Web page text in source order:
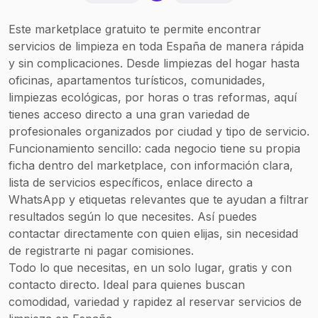
personal se
encargará
delmantenimiento
integral del
edificio.
Este marketplace gratuito te permite encontrar
servicios de limpieza en toda España de manera rápida
y sin complicaciones. Desde limpiezas del hogar hasta
oficinas, apartamentos turísticos, comunidades,
limpiezas ecológicas, por horas o tras reformas, aquí
tienes acceso directo a una gran variedad de
profesionales organizados por ciudad y tipo de servicio.
Funcionamiento sencillo: cada negocio tiene su propia
ficha dentro del marketplace, con información clara,
lista de servicios específicos, enlace directo a
WhatsApp y etiquetas relevantes que te ayudan a filtrar
resultados según lo que necesites. Así puedes
contactar directamente con quien elijas, sin necesidad
de registrarte ni pagar comisiones.
Todo lo que necesitas, en un solo lugar, gratis y con
contacto directo. Ideal para quienes buscan
comodidad, variedad y rapidez al reservar servicios de